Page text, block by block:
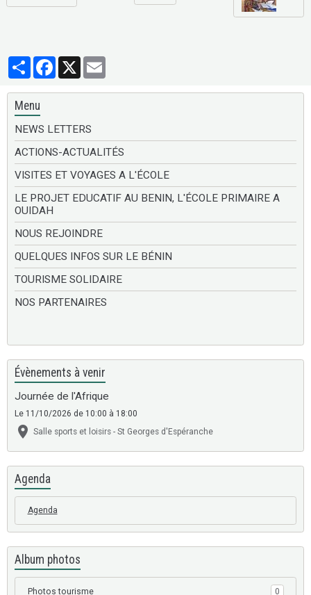
PartagerFacebook
X
Menu
NEWS LETTERS
ACTIONS-ACTUALITÉS
VISITES ET VOYAGES A L'ÉCOLE
LE PROJET EDUCATIF AU BENIN, L'ÉCOLE PRIMAIRE A
OUIDAH
NOUS REJOINDRE
QUELQUES INFOS SUR LE BÉNIN
TOURISME SOLIDAIRE
NOS PARTENAIRES
Évènements à venir
Journée de l'Afrique
Le 11/10/2026 de 10:00 à 18:00
Salle sports et loisirs - St Georges d'Espéranche
Agenda
Agenda
Album photos
Photos tourisme 0